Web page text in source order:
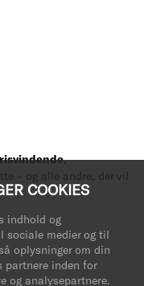
COOKIES
indhold og
sociale medier og til
oplysninger om din
partnere inden for
og analysepartnere.
,
– og alle andre, der vil